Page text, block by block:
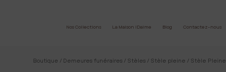
Nos Collections La Maison IDaime Blog Contactez-nous
Boutique / Demeures funéraires / Stèles / Stèle pleine / Stèle Pleine